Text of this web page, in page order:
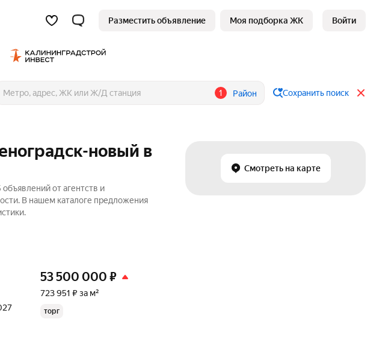
Разместить объявление Моя подборка ЖК Войти
1 Район Сохранить поиск
Смотреть на карте
новый в
от агентств и
В нашем каталоге предложения
53 500 000 ₽
723 951 ₽ за м²
торг